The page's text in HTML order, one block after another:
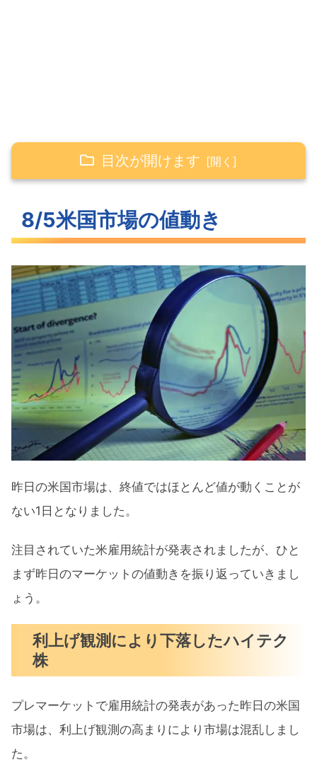
目次が開けます
利上げ観測により下落したハイテク株
なぜか低下したVIX
S&P500ヒートマップ
セクター別パフォーマンス
米国市場に影響がありそうなトピック
ス
今週の注目決算
昨日発表された注目の決算
【強かった7月の米雇用統計】利上げ観測高
8/5米国市場の値動き
昨日の米国市場は、終値ではほとんど値が動くことが
ない1日となりました。
注目されていた米雇用統計が発表されましたが、ひと
まず昨日のマーケットの値動きを振り返っていきまし
ょう。
利上げ観測により下落したハイテク
株
プレマーケットで雇用統計の発表があった昨日の米国
市場は、利上げ観測の高まりにより市場は混乱しまし
た。